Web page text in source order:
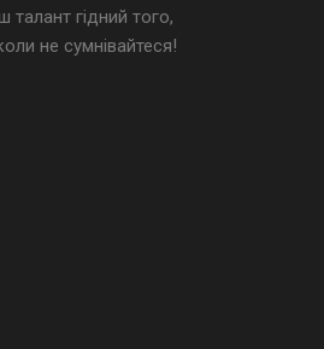
гідний того,
не сумнівайтеся!